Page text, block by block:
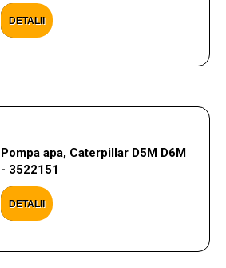
DETALII
Pompa apa, Caterpillar D5M D6M
- 3522151
DETALII